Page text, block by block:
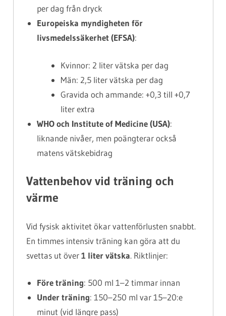
per dag från dryck
Europeiska myndigheten för
livsmedelssäkerhet (EFSA):
Kvinnor: 2 liter vätska per dag
Män: 2,5 liter vätska per dag
Gravida och ammande: +0,3 till +0,7
liter extra
WHO och Institute of Medicine (USA):
liknande nivåer, men poängterar också
matens vätskebidrag
Vattenbehov vid träning och
värme
Vid fysisk aktivitet ökar vattenförlusten snabbt.
En timmes intensiv träning kan göra att du
svettas ut över1 liter vätska. Riktlinjer:
Före träning: 500 ml 1–2 timmar innan
Under träning: 150–250 ml var 15–20:e
minut (vid längre pass)